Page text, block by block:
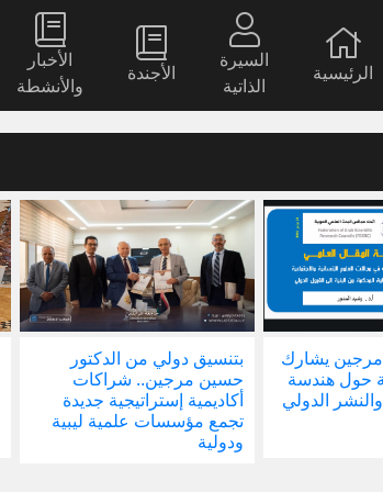
الرئيسية
السيرة
الذاتية
الأجندة
الأخبار
والأنشطة
مرجين يشارك
حول هندسة
الدولي
بتنسيق دولي من الدكتور
حسين مرجين.. شراكات
أكاديمية إستراتيجية جديدة
تجمع مؤسسات علمية ليبية
ودولية